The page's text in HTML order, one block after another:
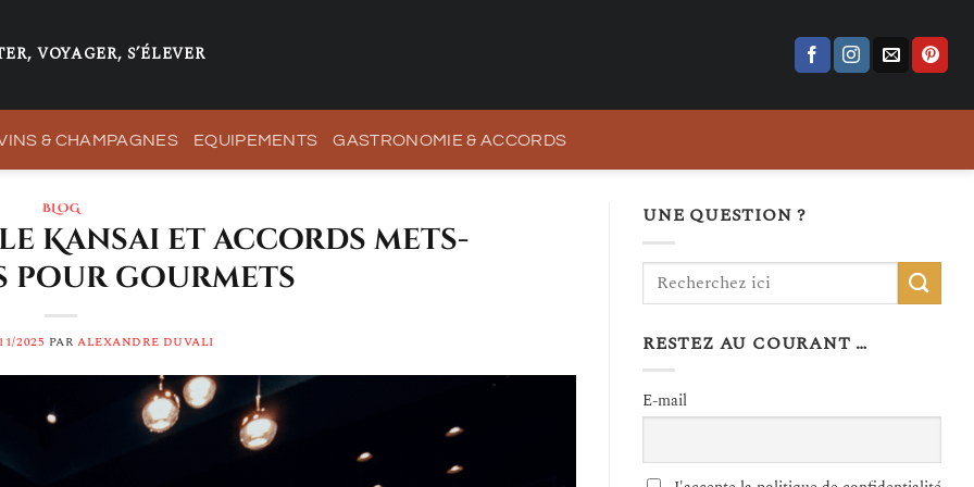
VOYAGER, S’ÉLEVER
& CHAMPAGNES EQUIPEMENTS GASTRONOMIE & ACCORDS
BLOG
Kansai et accords mets-
pour gourmets
2025 PARALEXANDRE DUVALI
UNE QUESTION ?
RESTEZ AU COURANT …
E-mail